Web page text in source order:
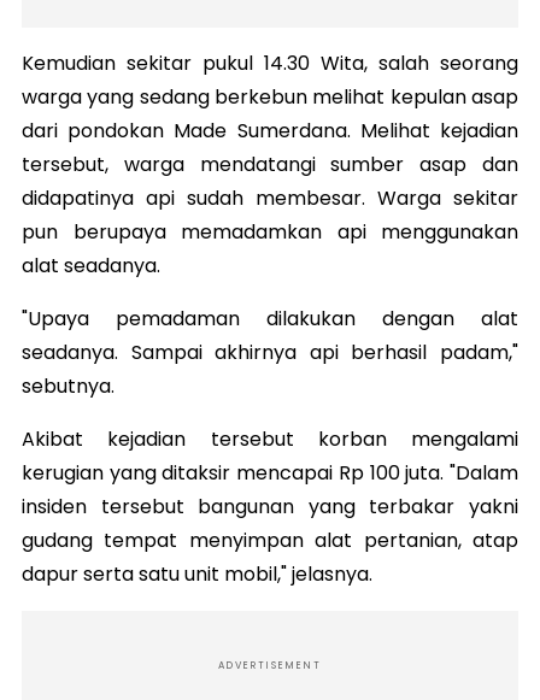
Kemudian sekitar pukul 14.30 Wita, salah seorang
warga yang sedang berkebun melihat kepulan asap
dari pondokan Made Sumerdana. Melihat kejadian
tersebut, warga mendatangi sumber asap dan
didapatinya api sudah membesar. Warga sekitar
pun berupaya memadamkan api menggunakan
alat seadanya.
"Upaya pemadaman dilakukan dengan alat
seadanya. Sampai akhirnya api berhasil padam,"
sebutnya.
Akibat kejadian tersebut korban mengalami
kerugian yang ditaksir mencapai Rp 100 juta. "Dalam
insiden tersebut bangunan yang terbakar yakni
gudang tempat menyimpan alat pertanian, atap
dapur serta satu unit mobil," jelasnya.
ADVERTISEMENT